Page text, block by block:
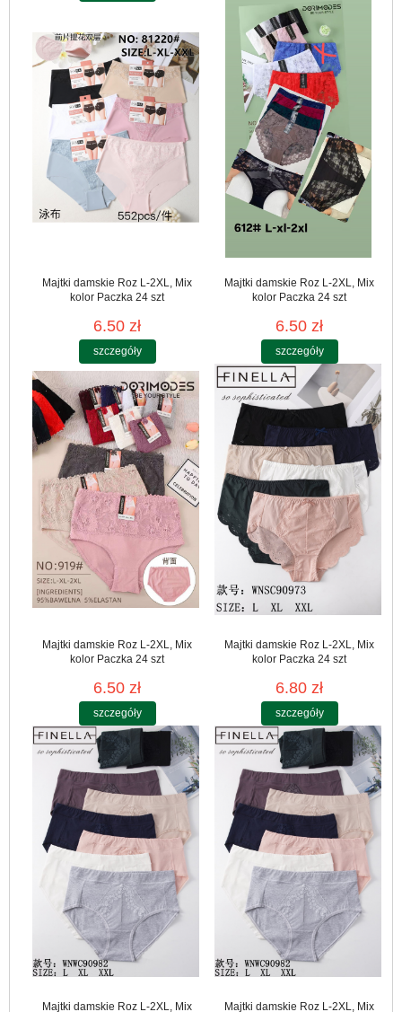
Majtki damskie Roz L-2XL, Mix
kolor Paczka 24 szt
6.50 zł
szczegóły
Majtki damskie Roz L-2XL, Mix
kolor Paczka 24 szt
6.50 zł
szczegóły
Majtki damskie Roz L-2XL, Mix
kolor Paczka 24 szt
6.50 zł
szczegóły
Majtki damskie Roz L-2XL, Mix
kolor Paczka 24 szt
6.80 zł
szczegóły
Majtki damskie Roz L-2XL, Mix Majtki damskie Roz L-2XL, Mix